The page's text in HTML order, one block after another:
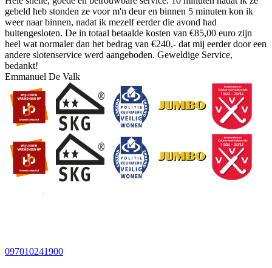
gebeld heb stonden ze voor m'n deur en binnen 5 minuten kon ik
weer naar binnen, nadat ik mezelf eerder die avond had
buitengesloten. De in totaal betaalde kosten van €85,00 euro zijn
heel wat normaler dan het bedrag van €240,- dat mij eerder door een
andere slotenservice werd aangeboden. Geweldige Service,
bedankt!
Emmanuel De Valk
097010241900